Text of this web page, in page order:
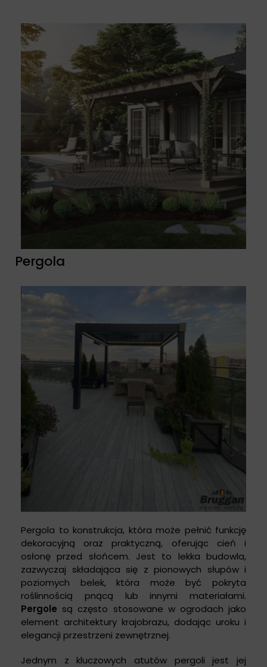
Pergola
Pergola to konstrukcja, która może pełnić funkcję
dekoracyjną oraz praktyczną, oferując cień i
osłonę przed słońcem. Jest to lekka budowla,
zazwyczaj składająca się z pionowych słupów i
poziomych belek, która może być pokryta
roślinnością pnącą lub innymi materiałami.
Pergole są często stosowane w ogrodach jako
element architektury krajobrazu, dodając uroku i
elegancji przestrzeni zewnętrznej.
Jednym z kluczowych atutów pergoli jest jej